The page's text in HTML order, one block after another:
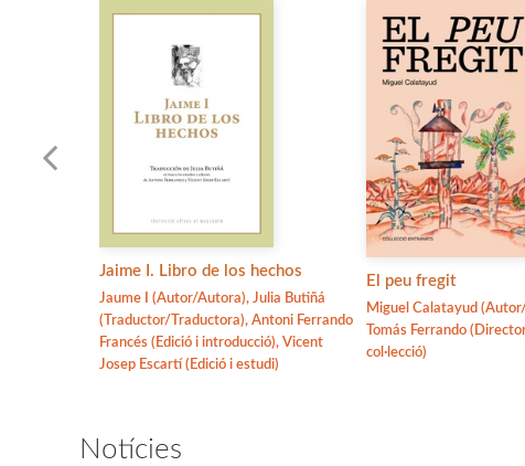
Jaime I. Libro de los hechos
Jaume I (Autor/Autora), Julia Butiñá
(Traductor/Traductora), Antoni Ferrando
Francés (Edició i introducció), Vicent
Josep Escartí (Edició i estudi)
El peu fregit
Miguel Calatayud
Tomás Ferrando
col·lecció)
Notícies